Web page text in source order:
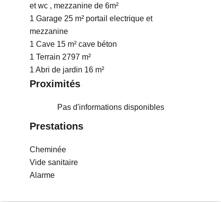
et wc , mezzanine de 6m²
1 Garage 25 m² portail electrique et
mezzanine
1 Cave 15 m² cave béton
1 Terrain 2797 m²
1 Abri de jardin 16 m²
Proximités
Pas d'informations disponibles
Prestations
Cheminée
Vide sanitaire
Alarme